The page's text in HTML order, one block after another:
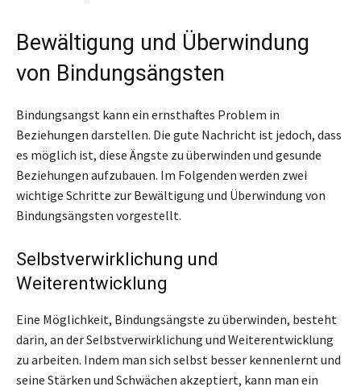
Bewältigung und Überwindung
von Bindungsängsten
Bindungsangst kann ein ernsthaftes Problem in
Beziehungen darstellen. Die gute Nachricht ist jedoch, dass
es möglich ist, diese Ängste zu überwinden und gesunde
Beziehungen aufzubauen. Im Folgenden werden zwei
wichtige Schritte zur Bewältigung und Überwindung von
Bindungsängsten vorgestellt.
Selbstverwirklichung und
Weiterentwicklung
Eine Möglichkeit, Bindungsängste zu überwinden, besteht
darin, an der Selbstverwirklichung und Weiterentwicklung
zu arbeiten. Indem man sich selbst besser kennenlernt und
seine Stärken und Schwächen akzeptiert, kann man ein